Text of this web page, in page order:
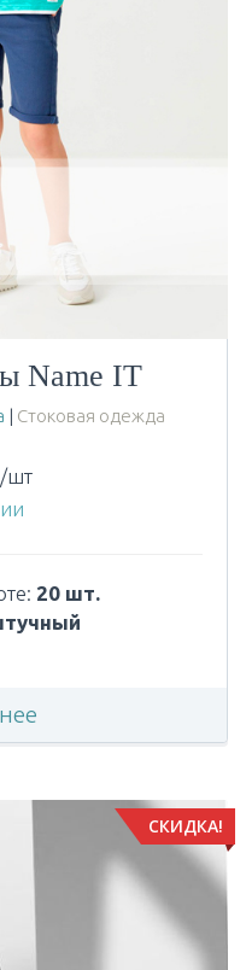
Name IT
| Стоковая одежда
/шт
20 шт.
СКИДКА!